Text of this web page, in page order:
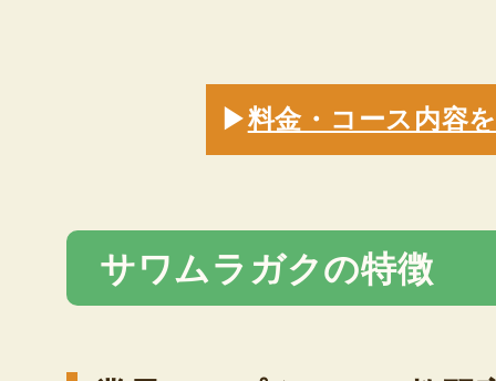
▶料金・コース内容
サワムラガクの特徴